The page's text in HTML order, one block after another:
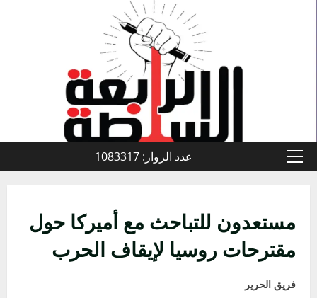
القائمة
عدد الزوار: 1083317
مستعدون للتباحث مع أميركا حول
مقترحات روسيا لإيقاف الحرب
فريق الحرير